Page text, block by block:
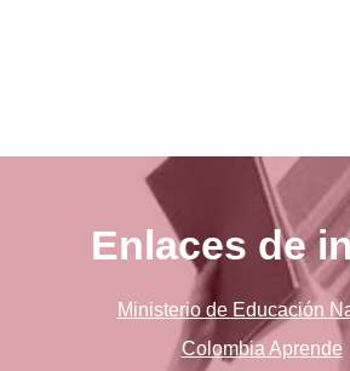
Enlaces de
Ministerio de Educación
Colombia Aprende